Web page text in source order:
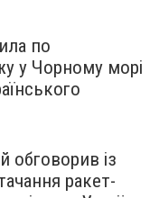
по
у Чорному морі
обговорив із
ракет-